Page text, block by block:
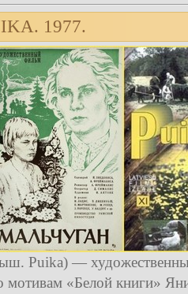
1977.
Puika) —
мотивам «Белой книги»